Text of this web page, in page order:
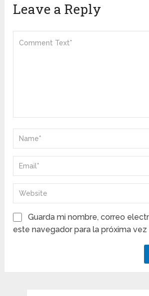
Leave a Reply
Guarda mi nombre, correo
este navegador para la próxima